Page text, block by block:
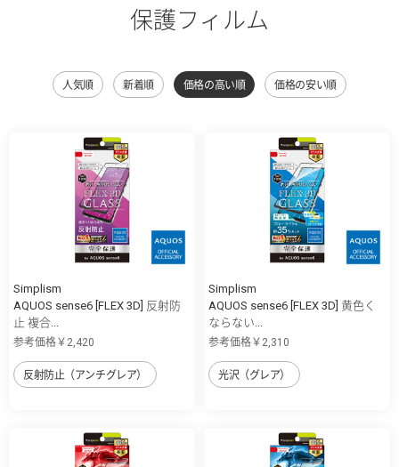
保護フィルム
人気順 新着順 価格の高い順 価格の安い順
Simplism
AQUOS sense6 [FLEX 3D] 反射防
止 複合...
参考価格￥2,420
反射防止（アンチグレア）
Simplism
AQUOS sense6 [FLEX 3D] 黄色く
ならない...
参考価格￥2,310
光沢（グレア）